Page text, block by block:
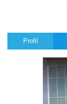
Profil